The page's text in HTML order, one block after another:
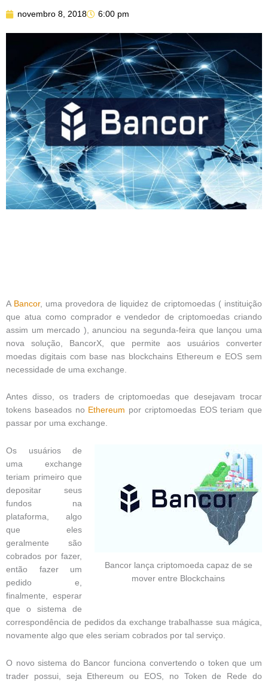
novembro 8, 2018 6:00 pm
A Bancor, uma provedora de liquidez de criptomoedas ( instituição
que atua como comprador e vendedor de criptomoedas criando
assim um mercado ), anunciou na segunda-feira que lançou uma
nova solução, BancorX, que permite aos usuários converter
moedas digitais com base nas blockchains Ethereum e EOS sem
necessidade de uma exchange.
Antes disso, os traders de criptomoedas que desejavam trocar
tokens baseados no Ethereum por criptomoedas EOS teriam que
passar por uma exchange.
Bancor lança criptomoeda capaz de se
mover entre Blockchains
Os usuários de
uma exchange
teriam primeiro que
depositar seus
fundos na
plataforma, algo
que eles
geralmente são
cobrados por fazer,
então fazer um
pedido e,
finalmente, esperar
que o sistema de
correspondência de pedidos da exchange trabalhasse sua mágica,
novamente algo que eles seriam cobrados por tal serviço.
O novo sistema do Bancor funciona convertendo o token que um
trader possui, seja Ethereum ou EOS, no Token de Rede do